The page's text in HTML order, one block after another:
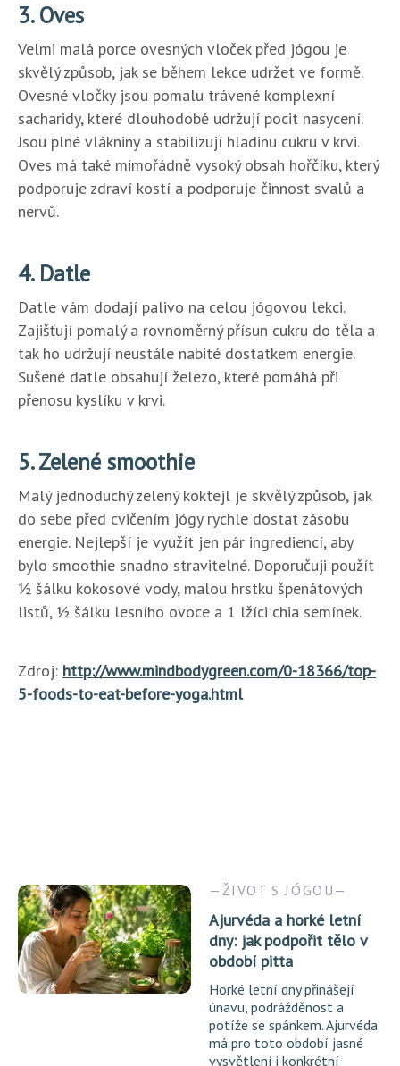
3. Oves
Velmi malá porce ovesných vloček před jógou je
skvělý způsob, jak se během lekce udržet ve formě.
Ovesné vločky jsou pomalu trávené komplexní
sacharidy, které dlouhodobě udržují pocit nasycení.
Jsou plné vlákniny a stabilizují hladinu cukru v krvi.
Oves má také mimořádně vysoký obsah hořčíku, který
podporuje zdraví kostí a podporuje činnost svalů a
nervů.
4. Datle
Datle vám dodají palivo na celou jógovou lekci.
Zajišťují pomalý a rovnoměrný přísun cukru do těla a
tak ho udržují neustále nabité dostatkem energie.
Sušené datle obsahují železo, které pomáhá při
přenosu kyslíku v krvi.
5. Zelené smoothie
Malý jednoduchý zelený koktejl je skvělý způsob, jak
do sebe před cvičením jógy rychle dostat zásobu
energie. Nejlepší je využít jen pár ingrediencí, aby
bylo smoothie snadno stravitelné. Doporučuji použít
½ šálku kokosové vody, malou hrstku špenátových
listů, ½ šálku lesního ovoce a 1 lžíci chia semínek.
Zdroj: http://www.mindbodygreen.com/0-18366/top-
5-foods-to-eat-before-yoga.html
ŽIVOT S JÓGOU
Ajurvéda a horké letní
dny: jak podpořit tělo v
období pitta
Horké letní dny přinášejí
únavu, podrážděnost a
potíže se spánkem. Ajurvéda
má pro toto období jasné
vysvětlení i konkrétní